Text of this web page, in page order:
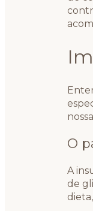
O
A
de